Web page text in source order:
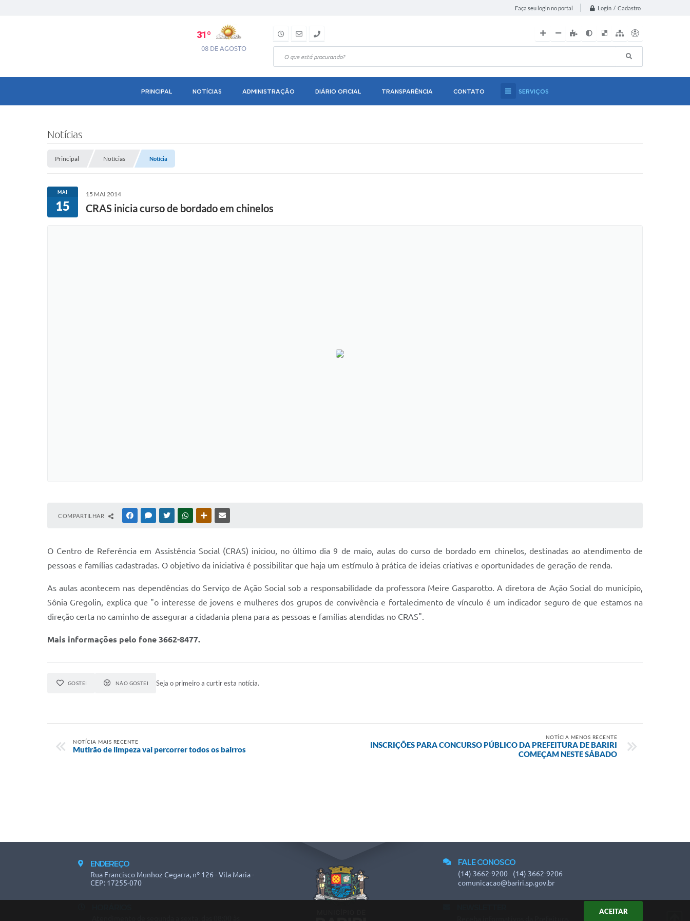
ACEITAR
Faça seu login no portal Login / Cadastro
31º
08 DE AGOSTO
PRINCIPAL NOTÍCIAS ADMINISTRAÇÃO DIÁRIO OFICIAL TRANSPARÊNCIA CONTATO SERVIÇOS
Notícias
Principal Notícias Notícia
MAI
15
15 MAI 2014
CRAS inicia curso de bordado em chinelos
COMPARTILHAR FACEBOOKMESSENGER
TWITTERWHATSAPPOUTRAS MÍDIAS
O Centro de Referência em Assistência Social (CRAS) iniciou, no último dia 9 de maio, aulas do curso de bordado em chinelos, destinadas ao atendimento de
pessoas e famílias cadastradas. O objetivo da iniciativa é possibilitar que haja um estímulo à prática de ideias criativas e oportunidades de geração de renda.
As aulas acontecem nas dependências do Serviço de Ação Social sob a responsabilidade da professora Meire Gasparotto. A diretora de Ação Social do município,
Sônia Gregolin, explica que "o interesse de jovens e mulheres dos grupos de convivência e fortalecimento de vínculo é um indicador seguro de que estamos na
direção certa no caminho de assegurar a cidadania plena para as pessoas e famílias atendidas no CRAS".
Mais informações pelo fone 3662-8477.
GOSTEI NÃO GOSTEI Seja o primeiro a curtir esta notícia.
NOTÍCIA MAIS RECENTE
Mutirão de limpeza vai percorrer todos os bairros
NOTÍCIA MENOS RECENTE
INSCRIÇÕES PARA CONCURSO PÚBLICO DA PREFEITURA DE BARIRI
COMEÇAM NESTE SÁBADO
ENDEREÇO
Rua Francisco Munhoz Cegarra, nº 126 - Vila Maria -
CEP: 17255-070
FALE CONOSCO
(14) 3662-9200
(14) 3662-9206
comunicacao@bariri.sp.gov.br